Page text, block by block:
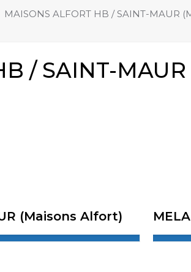
MAISONS ALFORT HB / SAINT-MAUR
/ SAINT-
(Maisons Alfort)